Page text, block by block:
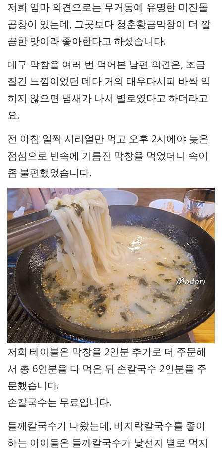
저희 엄마 의견으로는 무거동에 유명한 미진돌
곱창이 있는데, 그곳보다 청춘황금막창이 더 깔
끔한 맛이라 좋아한다고 하셨습니다.
대구 막창을 여러 번 먹어본 남편 의견은, 조금
질긴 느낌이었던 데다 거의 태우다시피 바싹 익
히지 않으면 냄새가 나서 별로였다고 하더라고
요.
전 아침 일찍 시리얼만 먹고 오후 2시에야 늦은
점심으로 빈속에 기름진 막창을 먹었더니 속이
좀 불편했었습니다.
저희 테이블은 막창을 2인분 추가로 더 주문해
서 총 6인분을 다 먹은 뒤 손칼국수 2인분을 주
문했습니다.
손칼국수는 무료입니다.
들깨칼국수가 나왔는데, 바지락칼국수를 좋아
하는 아이들은 들깨칼국수가 낯선지 별로 먹지